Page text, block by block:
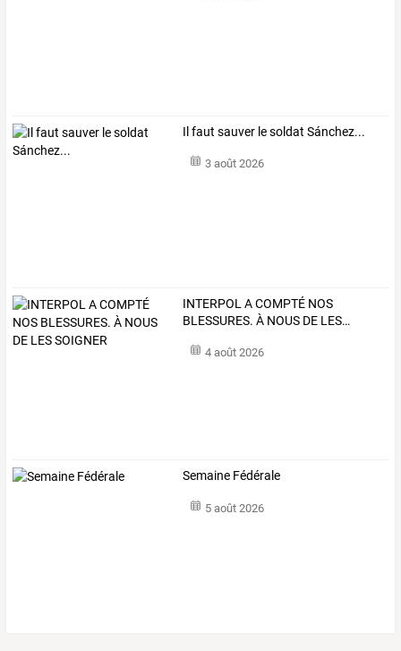
Il faut sauver le soldat Sánchez...
3 août 2026
INTERPOL ACOMPTÉ NOS
BLESSURES. À NOUS DE LES…
4 août 2026
Semaine Fédérale
5 août 2026